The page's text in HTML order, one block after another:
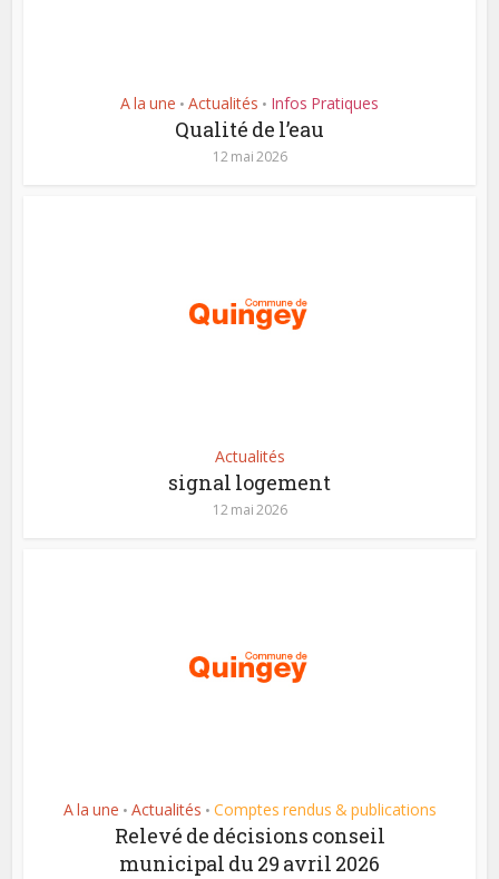
A la une • Actualités • Infos Pratiques
Qualité de l’eau
12 mai 2026
Actualités
signal logement
12 mai 2026
A la une • Actualités • Comptes rendus & publications
Relevé de décisions conseil
municipal du 29 avril 2026